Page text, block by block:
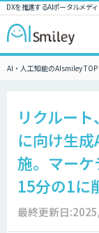
DXを推進するAIポータルメデ
AI・人工知能のAIsmiley TOP
リクルー
に向け生
施。マー
15分の1に
最終更新日